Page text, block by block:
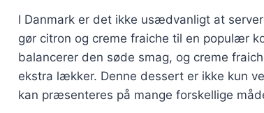
I Danmark er det ikke usædvanligt at
gør citron og creme fraiche til en populær
balancerer den søde smag, og creme
ekstra lækker. Denne dessert er ikke kun
kan præsenteres på mange forskellige